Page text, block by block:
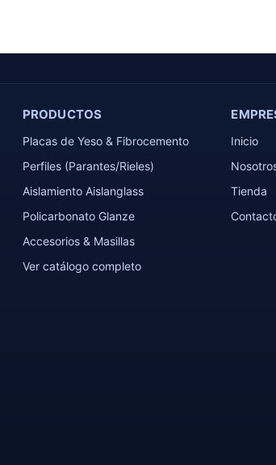
PRODUCTOS
Placas de Yeso & Fibrocemento
Perfiles (Parantes/Rieles)
Aislamiento Aislanglass
Policarbonato Glanze
Accesorios & Masillas
Ver catálogo completo
Inicio
Tienda